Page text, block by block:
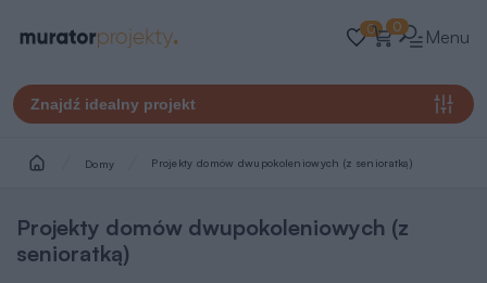
0 0 Menu
Znajdź idealny projekt
Domy Projekty domów dwupokoleniowych (z senioratką)
Projekty domów dwupokoleniowych (z
senioratką)